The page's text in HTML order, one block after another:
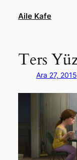
Aile Kafe
Ters
Ara 27, 2015